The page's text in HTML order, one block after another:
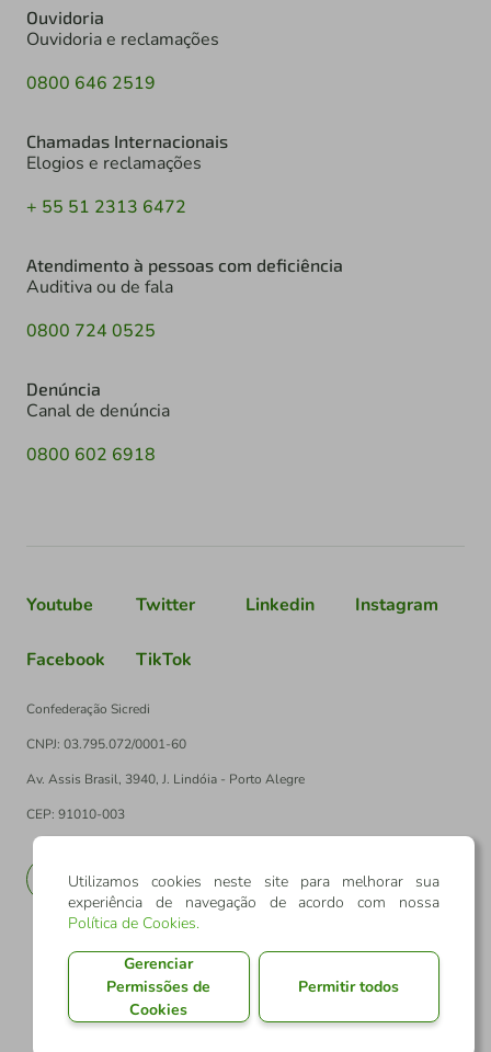
Ouvidoria
Ouvidoria e reclamações
0800 646 2519
Chamadas Internacionais
Elogios e reclamações
+ 55 51 2313 6472
Atendimento à pessoas com deficiência
Auditiva ou de fala
0800 724 0525
Denúncia
Canal de denúncia
0800 602 6918
Youtube Twitter Linkedin Instagram
Facebook TikTok
Confederação Sicredi
CNPJ: 03.795.072/0001-60
Av. Assis Brasil, 3940, J. Lindóia - Porto Alegre
CEP: 91010-003
EN
Utilizamos cookies neste site para melhorar sua
experiência de navegação de acordo com nossa
Política de Cookies.
Gerenciar
Permissões de
Cookies
Permitir todos